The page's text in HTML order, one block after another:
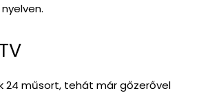
24 műsort, tehát már gőzerővel